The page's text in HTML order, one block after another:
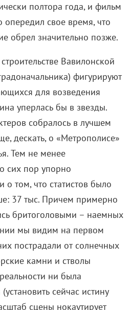
полтора года, и фильм
опередил свое время, что
обрел значительно позже.
Вавилонской
фигурируют
для возведения
уперлась бы в звезды.
собралось в лучшем
дескать, о «Метрополисе»
Тем не менее
сих пор упорно
о том, что статистов было
37 тыс. Причем примерно
бритоголовыми – наемных
мы видим на первом
пострадали от солнечных
камни и стволы
ни была
сейчас истину
сцены нокаутирует